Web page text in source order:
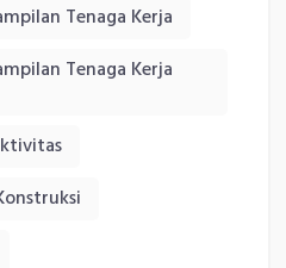
Tenaga Kerja
Tenaga Kerja